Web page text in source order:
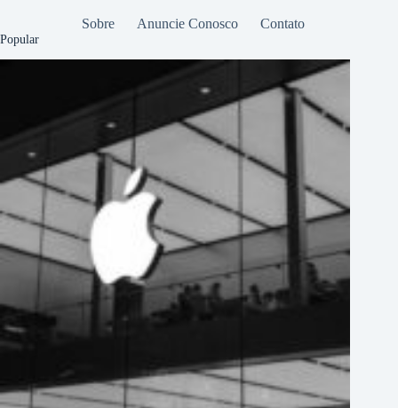
Sobre Anuncie Conosco Contato
Popular